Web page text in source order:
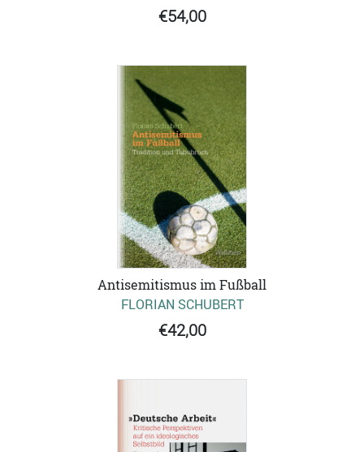
€54,00
Antisemitismus im Fußball
FLORIAN SCHUBERT
€42,00